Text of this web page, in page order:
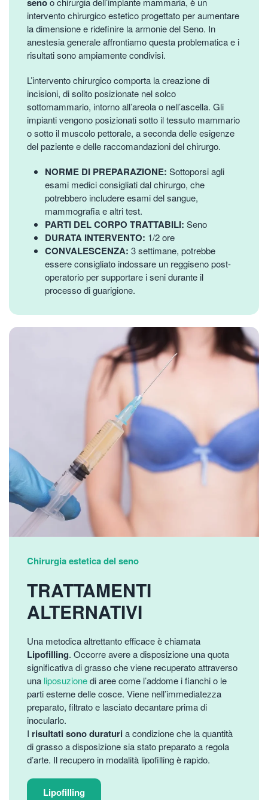
intervento chirurgico estetico progettato per aumentare
la dimensione e ridefinire la armonie del Seno. In
anestesia generale affrontiamo questa problematica e i
risultati sono ampiamente condivisi.
L’intervento chirurgico comporta la creazione di
incisioni, di solito posizionate nel solco
sottomammario, intorno all’areola o nell’ascella. Gli
impianti vengono posizionati sotto il tessuto mammario
o sotto il muscolo pettorale, a seconda delle esigenze
del paziente e delle raccomandazioni del chirurgo.
NORME DI PREPARAZIONE: Sottoporsi agli
esami medici consigliati dal chirurgo, che
potrebbero includere esami del sangue,
mammografia e altri test.
PARTI DEL CORPO TRATTABILI: Seno
DURATA INTERVENTO: 1/2 ore
CONVALESCENZA: 3 settimane, potrebbe
essere consigliato indossare un reggiseno post-
operatorio per supportare i seni durante il
processo di guarigione.
Chirurgia estetica del seno
TRATTAMENTI
ALTERNATIVI
Una metodica altrettanto efficace è chiamata
Lipofilling. Occorre avere a disposizione una quota
significativa di grasso che viene recuperato attraverso
una liposuzionedi aree come l’addome i fianchi o le
parti esterne delle cosce. Viene nell’immediatezza
preparato, filtrato e lasciato decantare prima di
inocularlo.
I risultati sono duraturia condizione che la quantità
di grasso a disposizione sia stato preparato a regola
d’arte. Il recupero in modalità lipofilling è rapido.
Lipofilling